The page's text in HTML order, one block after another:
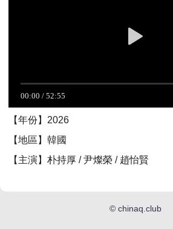
【年份】2026
【地區】韓國
【主演】朴持厚 / 尹燦榮 / 趙怡賢
© chinaq.club